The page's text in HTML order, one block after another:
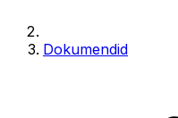
Dokumendid